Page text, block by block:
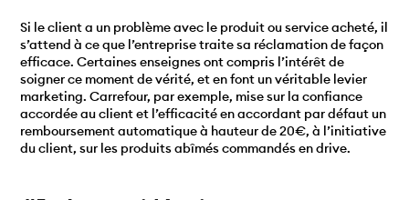
Si le client a un problème avec le produit ou service acheté, il
s’attend à ce que l’entreprise traite sa réclamation de façon
efficace. Certaines enseignes ont compris l’intérêt de
soigner ce moment de vérité, et en font un véritable levier
marketing. Carrefour, par exemple, mise sur la confiance
accordée au client et l’efficacité en accordant par défaut un
remboursement automatique à hauteur de 20€, à l’initiative
du client, sur les produits abîmés commandés en drive.